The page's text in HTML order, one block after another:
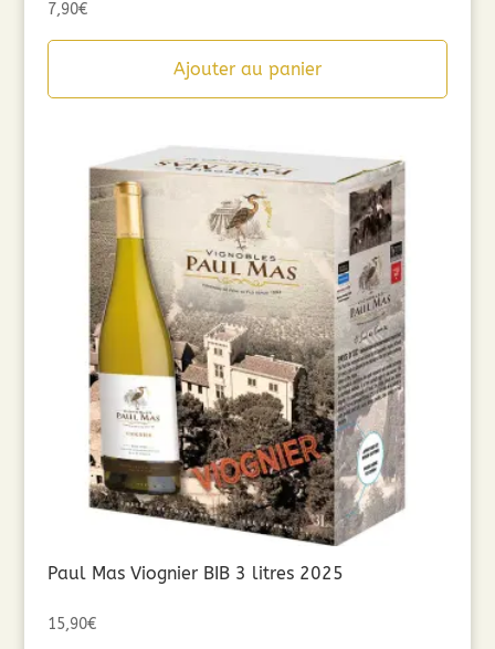
7,90€
Ajouter au panier
Paul Mas Viognier BIB 3 litres 2025
15,90€